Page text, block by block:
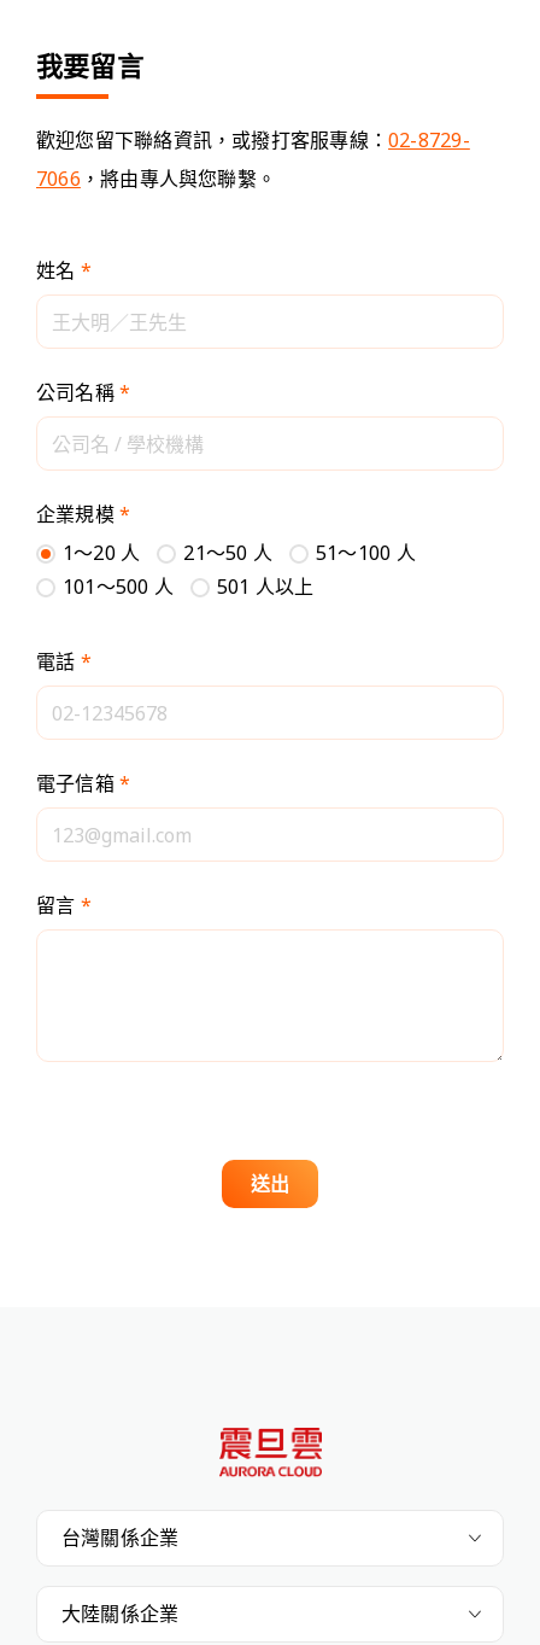
我要留言
歡迎您留下聯絡資訊，或撥打客服專線：02-8729-
7066 ，將由專人與您聯繫。
姓名 *
公司名稱*
企業規模*
1～20 人
21～50 人
51～100 人
101～500 人
501 人以上
電話 *
電子信箱*
留言 *
送出
台灣關係企業
大陸關係企業